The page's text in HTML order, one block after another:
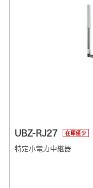
UBZ-RJ27 在庫僅少
特定小電力中継器